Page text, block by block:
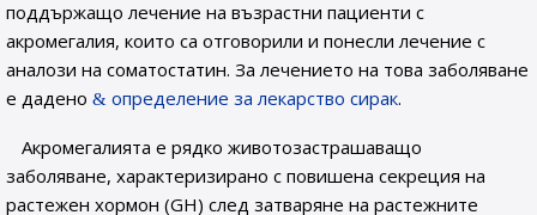
поддържащо лечение на възрастни пациенти с
акромегалия, които са отговорили и понесли лечение с
аналози на соматостатин. За лечението на това заболяване
е дадено
определение за лекарство сирак.
Акромегалията е рядко животозастрашаващо
заболяване, характеризирано с повишена секреция на
растежен хормон (GH) след затваряне на растежните